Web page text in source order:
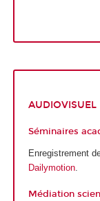
AUDIOVISUEL
Séminaires
Enregistrement
Dailymotion.
Médiation